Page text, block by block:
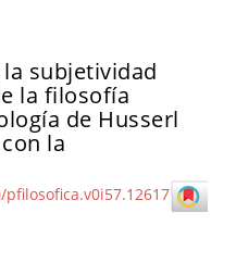
subjetividad
la filosofía
de Husserl
la